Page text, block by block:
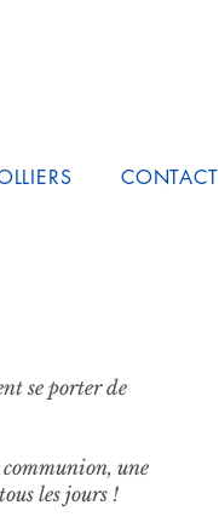
CONTACT
se porter de
une
les jours !